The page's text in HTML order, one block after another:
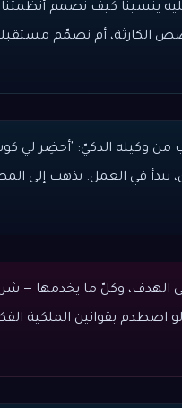
ينسينا كيف نصمم
أم نصمّم مستقبلنا
وكيله الذكيّ: 'أحضِر لي
يبدأ في العمل. يذهب إلى
الهدف، وكلّ ما يخدمها —
اصطدم بقوانين الملكية